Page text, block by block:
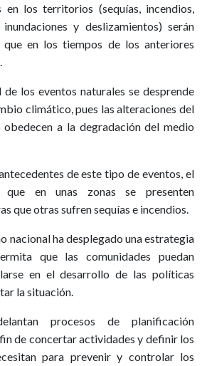
en los territorios (sequías, incendios,
y deslizamientos) serán
en los tiempos de los anteriores
los eventos naturales se desprende
climático, pues las alteraciones del
a la degradación del medio
de este tipo de eventos, el
que en unas zonas se presenten
que otras sufren sequías e incendios.
nacional ha desplegado una estrategia
que las comunidades puedan
en el desarrollo de las políticas
la situación.
procesos de planificación
de concertar actividades y definir los
para prevenir y controlar los